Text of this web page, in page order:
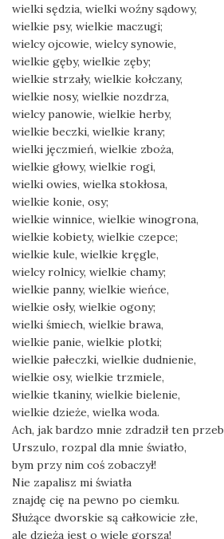
wielki sędzia, wielki woźny sądowy,
wielkie psy, wielkie maczugi;
wielcy ojcowie, wielcy synowie,
wielkie gęby, wielkie zęby;
wielkie strzały, wielkie kołczany,
wielkie nosy, wielkie nozdrza,
wielcy panowie, wielkie herby,
wielkie beczki, wielkie krany;
wielki jęczmień, wielkie zboża,
wielkie głowy, wielkie rogi,
wielki owies, wielka stokłosa,
wielkie konie, osy;
wielkie winnice, wielkie winogrona,
wielkie kobiety, wielkie czepce;
wielkie kule, wielkie kręgle,
wielcy rolnicy, wielkie chamy;
wielkie panny, wielkie wieńce,
wielkie osły, wielkie ogony;
wielki śmiech, wielkie brawa,
wielkie panie, wielkie plotki;
wielkie pałeczki, wielkie dudnienie,
wielkie osy, wielkie trzmiele,
wielkie tkaniny, wielkie bielenie,
wielkie dzieże, wielka woda.
Ach, jak bardzo mnie zdradził ten
Urszulo, rozpal dla mnie światło,
bym przy nim coś zobaczył!
Nie zapalisz mi światła
znajdę cię na pewno po ciemku.
Służące dworskie są całkowicie złe,
ale dzieża jest o wiele gorsza!